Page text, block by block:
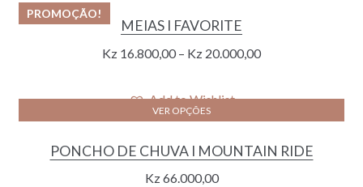
MEIAS I FAVORITE
PROMOÇÃO!
Kz 16.800,00 – Kz 20.000,00
Add to Wishlist
VER OPÇÕES
PONCHO DE CHUVA I MOUNTAIN RIDE
Kz66.000,00